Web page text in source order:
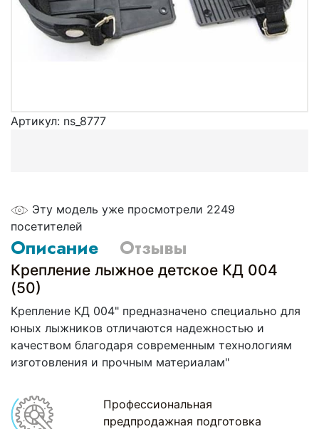
Артикул: ns_8777
Эту модель уже просмотрели 2249
посетителей
Описание Отзывы
Крепление лыжное детское КД 004
(50)
Крепление КД 004" предназначено специально для
юных лыжников отличаются надежностью и
качеством благодаря современным технологиям
изготовления и прочным материалам"
Профессиональная
предпродажная подготовка